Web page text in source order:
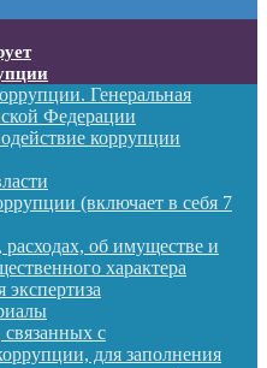
Генеральная
Федерации
коррупции
(включает в себя 7
об имуществе и
характера
с
для заполнения